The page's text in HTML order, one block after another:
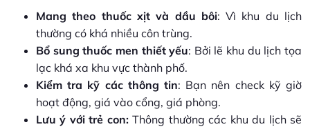
Mang theo thuốc xịt và dầu bôi: Vì khu du lịch
thường có khá nhiều côn trùng.
Bổ sung thuốc men thiết yếu: Bởi lẽ khu du lịch tọa
lạc khá xa khu vực thành phố.
Kiểm tra kỹ các thông tin: Bạn nên check kỹ giờ
hoạt động, giá vào cổng, giá phòng.
Lưu ý với trẻ con:Thông thường các khu du lịch sẽ